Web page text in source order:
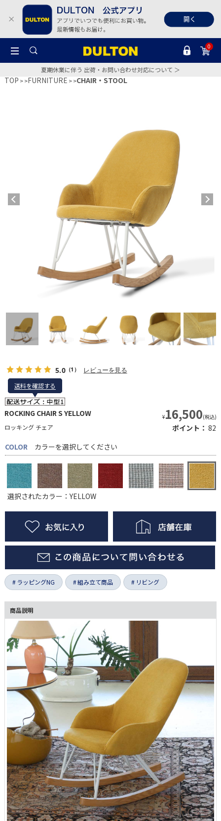
0
夏期休業に伴う 出荷・お問い合わせ対応について ＞
TOP >FURNITURE >CHAIR・STOOL
5.0（1） レビューを見る
送料を確認する
送料を確認する
ROCKING CHAIR S YELLOW
ロッキング チェア
¥16,500(税込)
ポイント： 82
COLOR
カラーを選択してください
選択されたカラー：YELLOW
ラッピングNG 組み立て商品 リビング
商品説明